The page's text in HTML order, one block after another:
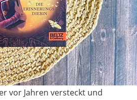
vor Jahren versteckt und